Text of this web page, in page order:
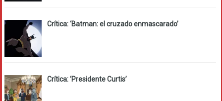
Crítica: ‘Batman: el cruzado enmascarado’
Crítica: ‘Presidente Curtis’